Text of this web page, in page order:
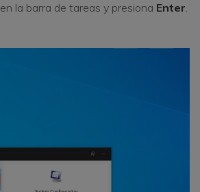
en la barra de tareas y presiona Enter.